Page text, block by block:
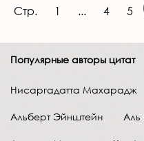
Стр. 1 ... 4 5
Популярные авторы цитат
Нисаргадатта Махарадж
Альберт Эйнштейн Аль